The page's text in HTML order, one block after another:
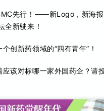
先行！——新Logo，新海
全新驶来！
创新药领域的“四有青年”！
应该对标哪一家外国药企？请